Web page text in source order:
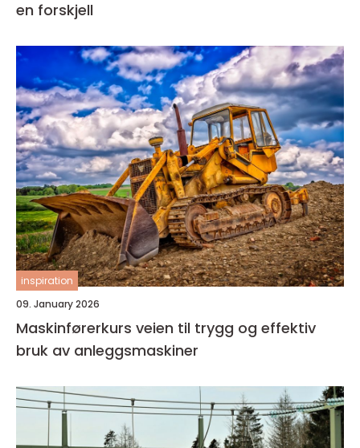
en forskjell
inspiration
09. January 2026
Maskinførerkurs veien til trygg og effektiv
bruk av anleggsmaskiner